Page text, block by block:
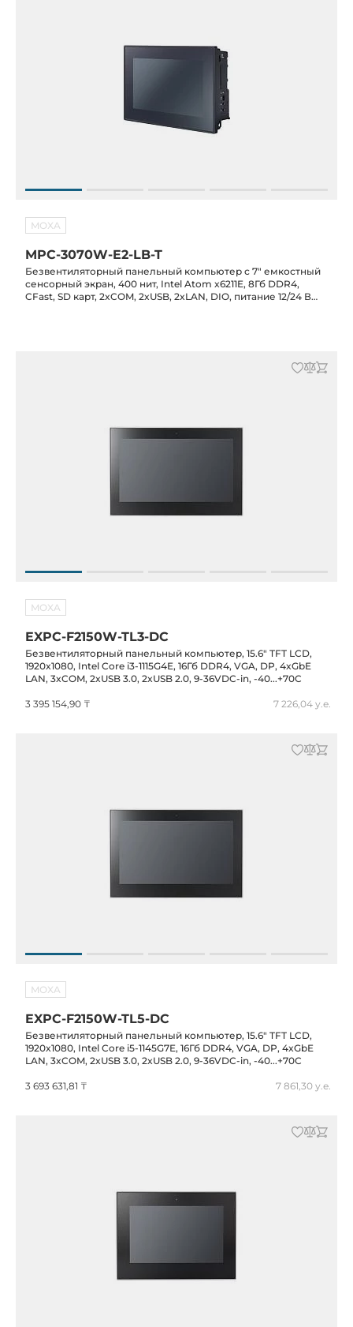
MOXA
MPC-3070W-E2-LB-T
Безвентиляторный панельный компьютер с 7" емкостный
сенсорный экран, 400 нит, Intel Atom x6211E, 8Гб DDR4,
CFast, SD карт, 2xCOM, 2xUSB, 2xLAN, DIO, питание 12/24 В
MOXA
EXPC-F2150W-TL3-DC
Безвентиляторный панельный компьютер, 15.6" TFT LCD,
1920x1080, Intel Core i3-1115G4E, 16Гб DDR4, VGA, DP, 4xGbE
LAN, 3xCOM, 2xUSB 3.0, 2xUSB 2.0, 9-36VDC-in, -40...+70C
3 395 154,90 ₸ 7 226,04 у.е.
MOXA
EXPC-F2150W-TL5-DC
Безвентиляторный панельный компьютер, 15.6" TFT LCD,
1920x1080, Intel Core i5-1145G7E, 16Гб DDR4, VGA, DP, 4xGbE
LAN, 3xCOM, 2xUSB 3.0, 2xUSB 2.0, 9-36VDC-in, -40...+70C
3 693 631,81 ₸ 7 861,30 у.е.